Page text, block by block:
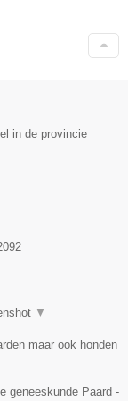
in de provincie
▼
maar ook honden
geneeskunde Paard -